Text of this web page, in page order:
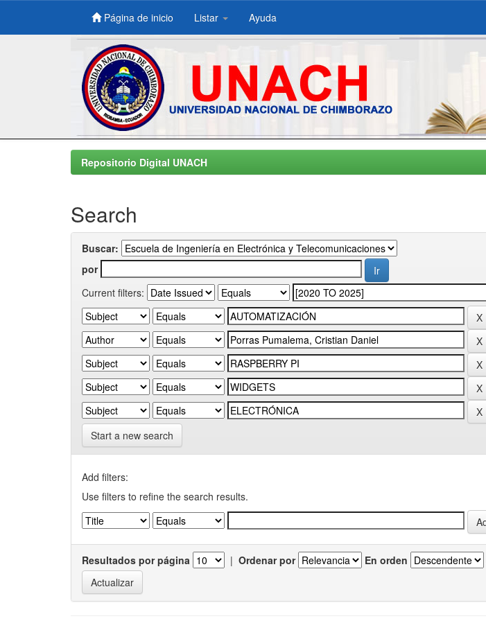
Skip
Página de inicio Listar Ayuda
Repositorio Digital UNACH
Search
Buscar:
por
Current filters:
Start a new search
Add filters:
Use filters to refine the search results.
Resultados por página | Ordenar por En orden